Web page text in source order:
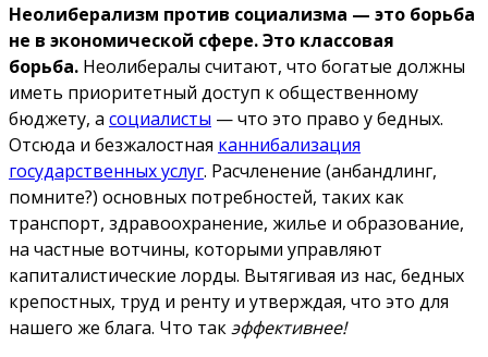
Неолиберализм против социализма — это борьба
не в экономической сфере.Это классовая
борьба. Неолибералы считают, что богатые должны
иметь приоритетный доступ к общественному
бюджету, а социалисты — что это право у бедных.
Отсюда и безжалостная каннибализация
государственных услуг. Расчленение (анбандлинг,
помните?) основных потребностей, таких как
транспорт, здравоохранение, жилье и образование,
на частные вотчины, которыми управляют
капиталистические лорды. Вытягивая из нас, бедных
крепостных, труд и ренту и утверждая, что это для
нашего же блага. Что такэффективнее!